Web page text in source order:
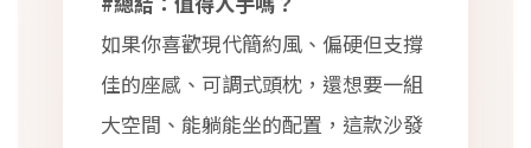
如果你喜歡現代簡約風、偏硬但支撐
佳的座感、可調式頭枕，還想要一組
大空間、能躺能坐的配置，這款沙發